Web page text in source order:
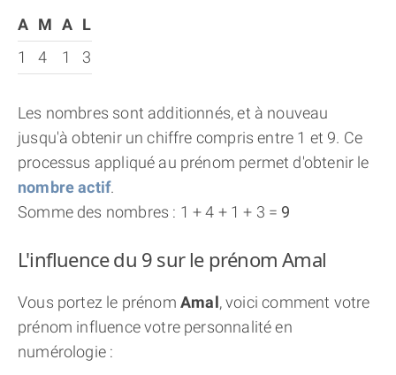
A M A L
1
4 1 3
Les nombres sont additionnés, et à nouveau
jusqu'à obtenir un chiffre compris entre 1 et 9. Ce
processus appliqué au prénom permet d'obtenir le
nombre actif.
Somme des nombres : 1 + 4 + 1 + 3 = 9
L'influence du 9 sur le prénom Amal
Vous portez le prénom Amal, voici comment votre
prénom influence votre personnalité en
numérologie :